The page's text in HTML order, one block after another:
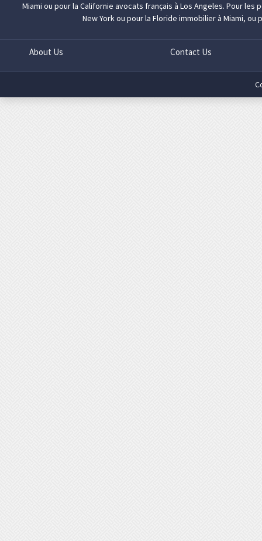
Miami ou pour la Californieavocats français à Los Angeles. Pour les
New Yorkou pour la Florideimmobilier à Miami, ou
About Us Contact Us